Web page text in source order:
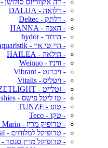
- דה אקווריום סולושן - The Aquarium Solution
- דלואה - DALUA
- דלתק - Deltec
- האנה - HANNA
- הידור - hydor
- היי טי איי - ATI aquaristik
- הילאה - HAILEA
- וויניו - Weinuo
- ויברנט - Vibrant
- ויטליס - Vitalis
- זטלייט - ZETLIGHT
- טו ליטל פישס - Two Little Fishies
- טונז - TUNZE
- טקו - Teco
- טרופיק מרין - Tropic Marin
- טרופיקל למלוחים - Tropical
- טרופיקל מרין סנטר - TMC